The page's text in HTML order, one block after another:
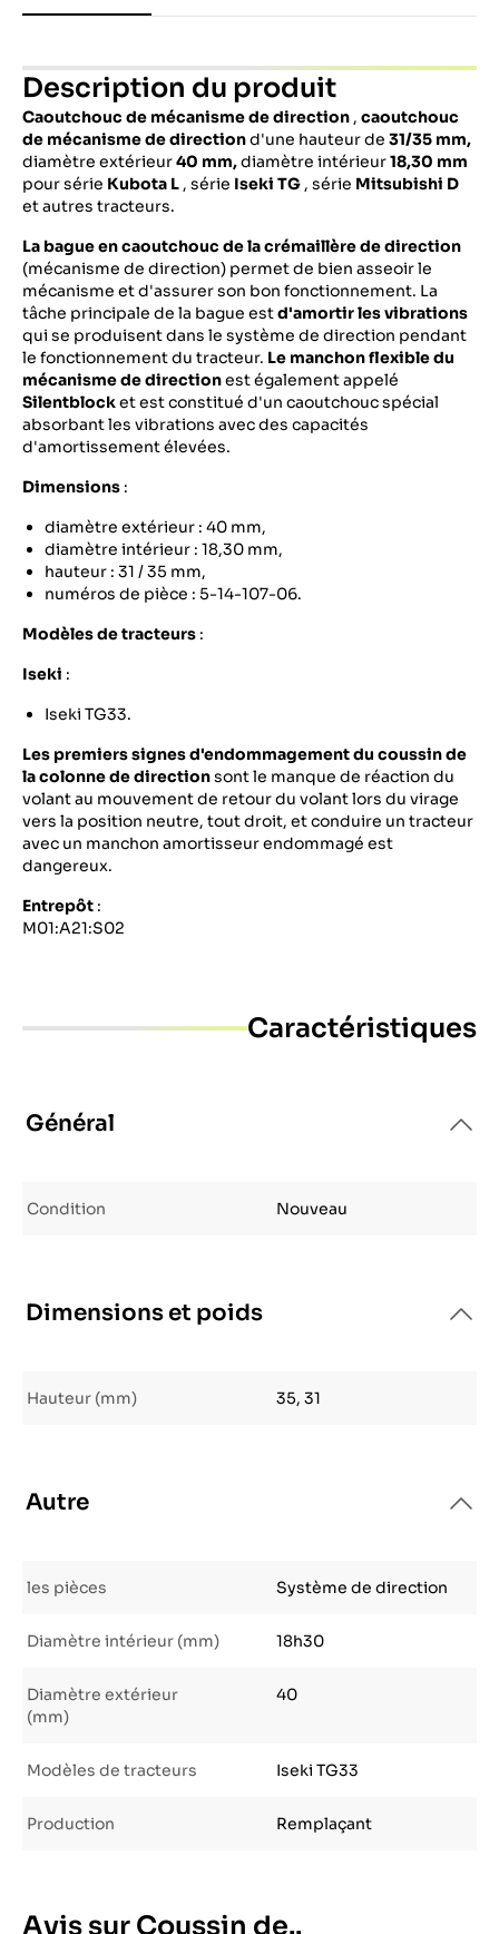
Description du produit
Caoutchouc de mécanisme de direction , caoutchouc
de mécanisme de directiond'une hauteur de 31/35 mm,
diamètre extérieur40 mm,diamètre intérieur18,30 mm
pour série Kubota L , série Iseki TG , série Mitsubishi D
et autres tracteurs.
La bague en caoutchouc de la crémaillère de direction
(mécanisme de direction) permet de bien asseoir le
mécanisme et d'assurer son bon fonctionnement. La
tâche principale de la bague estd'amortir les vibrations
qui se produisent dans le système de direction pendant
le fonctionnement du tracteur. Le manchon flexible du
mécanisme de directionest également appelé
Silentblocket est constitué d'un caoutchouc spécial
absorbant les vibrations avec des capacités
d'amortissement élevées.
Dimensions :
diamètre extérieur : 40 mm,
diamètre intérieur : 18,30 mm,
hauteur : 31 / 35 mm,
numéros de pièce : 5-14-107-06.
Modèles de tracteurs :
Iseki :
Iseki TG33.
Les premiers signes d'endommagement du coussin de
la colonne de directionsont le manque de réaction du
volant au mouvement de retour du volant lors du virage
vers la position neutre, tout droit, et conduire un tracteur
avec un manchon amortisseur endommagé est
dangereux.
Entrepôt :
M01:A21:S02
Caractéristiques
Général
Condition Nouveau
Dimensions et poids
Hauteur (mm) 35, 31
Autre
les pièces Système de direction
Diamètre intérieur (mm) 18h30
Diamètre extérieur
(mm)
40
Modèles de tracteurs Iseki TG33
Production Remplaçant
Avis sur Coussin de..